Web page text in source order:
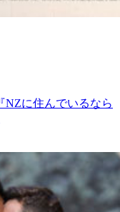
NZに住んでいるなら